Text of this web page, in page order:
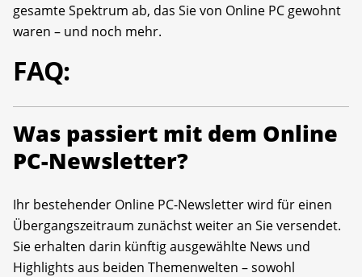
gesamte Spektrum ab, das Sie von Online PC gewohnt
waren – und noch mehr.
FAQ:
Was passiert mit dem Online
PC-Newsletter?
Ihr bestehender Online PC-Newsletter wird für einen
Übergangszeitraum zunächst weiter an Sie versendet.
Sie erhalten darin künftig ausgewählte News und
Highlights aus beiden Themenwelten – sowohl